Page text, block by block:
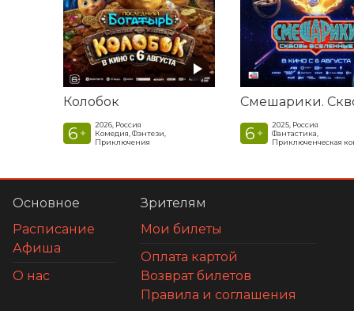
Колобок
6 +
2026, Россия
Комедия, Фэнтези,
Приключения
6 +
2025, Россия
Фантастика,
Приключенческая
Основное
Расписание
Афиша
О нас
Зрителям
Мои билеты
Оплата картой
Возврат билетов
Правила и соглашения